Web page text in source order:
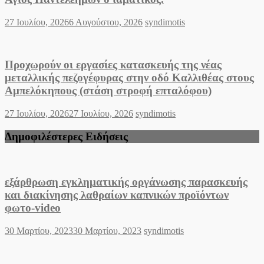
Posted
27 Ιουλίου, 20266 Αυγούστου, 2026 Author
syndimotis
Προχωρούν οι εργασίες κατασκευής της νέας
μεταλλικής πεζογέφυρας στην οδό Καλλιθέας στους
Αμπελόκηπους (στάση στροφή επταλόφου)
Posted
27 Ιουλίου, 202627 Ιουλίου, 2026 Author
syndimotis
Δημοφιλέστερες Ειδήσεις
εξάρθρωση εγκληματικής οργάνωσης παρασκευής
και διακίνησης λαθραίων καπνικών προϊόντων
φωτο-video
Posted
30 Μαρτίου, 202330 Μαρτίου, 2023 Author
syndimotis